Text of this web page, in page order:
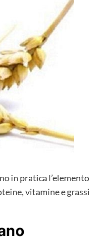
in pratica l’elemento
vitamine e grassi